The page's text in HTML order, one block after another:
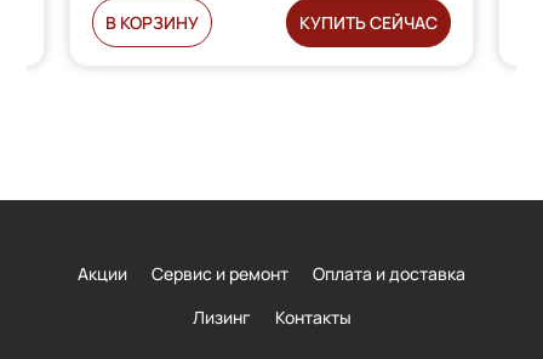
В КОРЗИНУ КУПИТЬ СЕЙЧАС
Акции Сервис и ремонт
Оплата и доставка
Лизинг
Контакты